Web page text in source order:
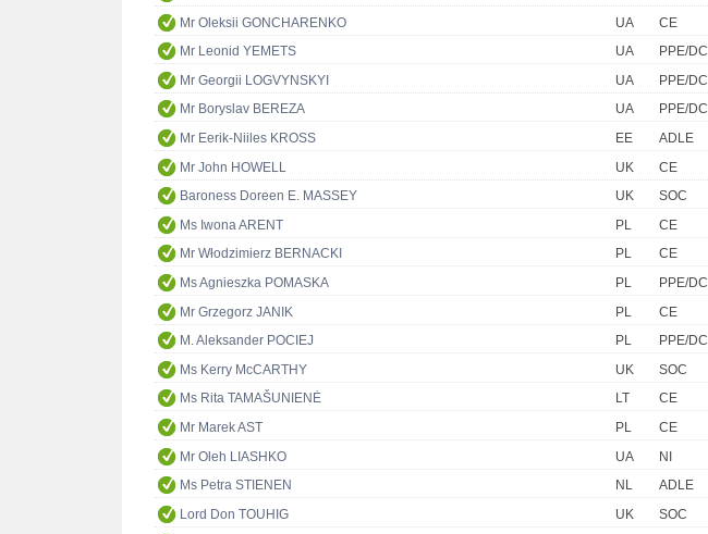
Mr Oleksii GONCHARENKO
UA
CE
Mr Leonid YEMETS
UA
PPE/DC
Mr Georgii LOGVYNSKYI
UA
PPE/DC
Mr Boryslav BEREZA
UA
PPE/DC
Mr Eerik-Niiles KROSS
EE
ADLE
Mr John HOWELL
UK
CE
Baroness Doreen E. MASSEY
UK
SOC
Ms Iwona ARENT
PL
CE
Mr Włodzimierz BERNACKI
PL
CE
Ms Agnieszka POMASKA
PL
PPE/DC
Mr Grzegorz JANIK
PL
CE
M. Aleksander POCIEJ
PL
PPE/DC
Ms Kerry McCARTHY
UK
SOC
Ms Rita TAMAŠUNIENĖ
LT
CE
Mr Marek AST
PL
CE
Mr Oleh LIASHKO
UA
NI
Ms Petra STIENEN
NL
ADLE
Lord Don TOUHIG
UK
SOC